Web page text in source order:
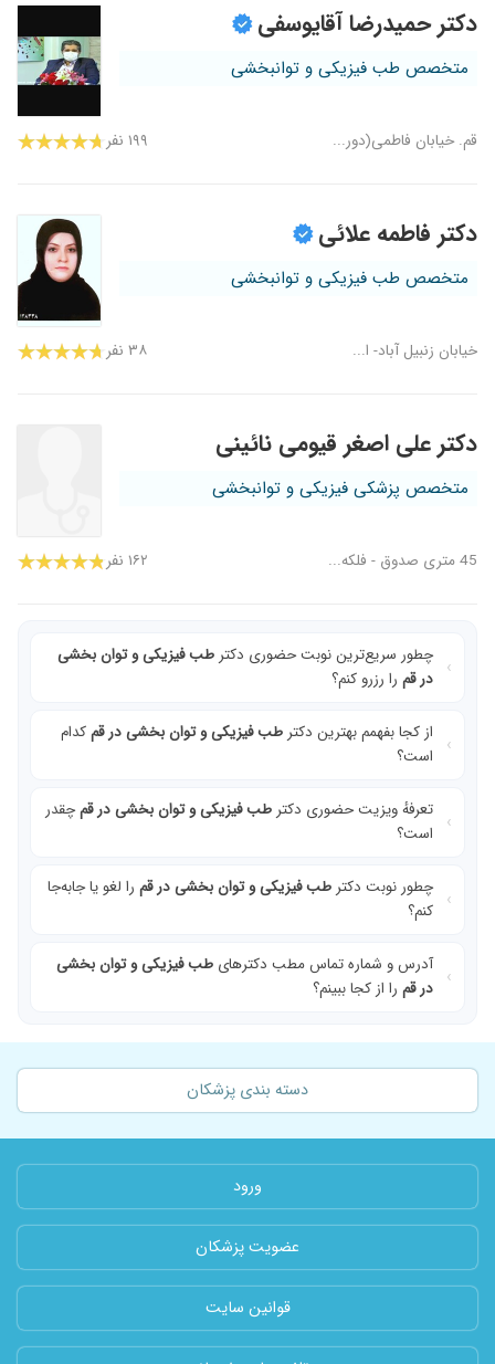
دکتر حمیدرضا آقایوسفی
متخصص طب فیزیکی و توانبخشی
قم. خیابان فاطمی(دور... ۱۹۹ نفر
دکتر فاطمه علائی
متخصص طب فیزیکی و توانبخشی
خیابان زنبیل آباد- ا... ۳۸ نفر
دکتر علی اصغر قیومی نائینی
متخصص پزشکی فیزیکی و توانبخشی
45 متری صدوق - فلکه... ۱۶۲ نفر
چطور سریع‌ترین نوبت حضوری دکتر طب فیزیکی و توان بخشی
در قم را رزرو کنم؟
از کجا بفهمم بهترین دکتر طب فیزیکی و توان بخشی در قمکدام
است؟
تعرفهٔ ویزیت حضوری دکتر طب فیزیکی و توان بخشی در قمچقدر
است؟
چطور نوبت دکتر طب فیزیکی و توان بخشی در قم را لغو یا جابه‌جا
کنم؟
آدرس و شماره تماس مطب دکترهای طب فیزیکی و توان بخشی
در قم را از کجا ببینم؟
دسته بندی پزشکان
ورود
عضویت پزشکان
قوانین سایت